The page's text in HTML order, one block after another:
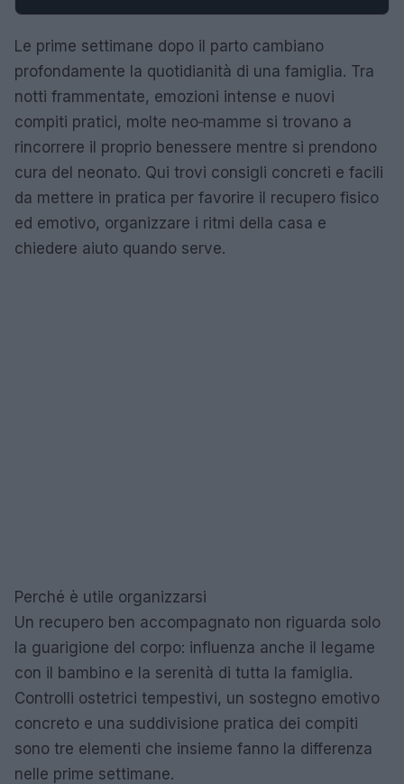
Le prime settimane dopo il parto cambiano
profondamente la quotidianità di una famiglia. Tra
notti frammentate, emozioni intense e nuovi
compiti pratici, molte neo‑mamme si trovano a
rincorrere il proprio benessere mentre si prendono
cura del neonato. Qui trovi consigli concreti e facili
da mettere in pratica per favorire il recupero fisico
ed emotivo, organizzare i ritmi della casa e
chiedere aiuto quando serve.
Perché è utile organizzarsi
Un recupero ben accompagnato non riguarda solo
la guarigione del corpo: influenza anche il legame
con il bambino e la serenità di tutta la famiglia.
Controlli ostetrici tempestivi, un sostegno emotivo
concreto e una suddivisione pratica dei compiti
sono tre elementi che insieme fanno la differenza
nelle prime settimane.